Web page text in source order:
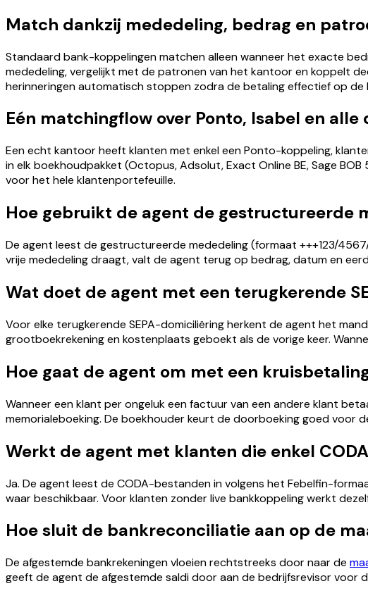
Match dankzij mededeling, bedrag en
Standaard bank-koppelingen matchen alleen wanneer het exacte
mededeling, vergelijkt met de patronen van het kantoor en koppelt
herinneringen automatisch stoppen zodra de betaling effectief op de
Eén matchingflow over Ponto, Isabel en
Een echt kantoor heeft klanten met enkel een Ponto-koppeling,
in elk boekhoudpakket (Octopus, Adsolut, Exact Online BE, Sage
voor het hele klantenportefeuille.
Hoe gebruikt de agent de gestructureerde
De agent leest de gestructureerde mededeling (formaat +++123/
vrije mededeling draagt, valt de agent terug op bedrag, datum en
Wat doet de agent met een terugkerende
Voor elke terugkerende SEPA-domiciliëring herkent de agent het
grootboekrekening en kostenplaats geboekt als de vorige keer.
Hoe gaat de agent om met een
Wanneer een klant per ongeluk een factuur van een andere klant
memorialeboeking. De boekhouder keurt de doorboeking goed voor
Werkt de agent met klanten die enkel
Ja. De agent leest de CODA-bestanden in volgens het Febelfin-
waar beschikbaar. Voor klanten zonder live bankkoppeling werkt
Hoe sluit de bankreconciliatie aan op de
De afgestemde bankrekeningen vloeien rechtstreeks door naar de
geeft de agent de afgestemde saldi door aan de bedrijfsrevisor voor